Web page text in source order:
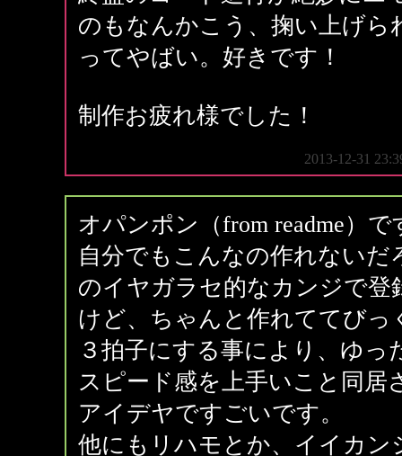
のもなんかこう、掬い上げら
ってやばい。好きです！
制作お疲れ様でした！
2013-12-31
オパンポン（from readme）で
自分でもこんなの作れないだ
のイヤガラセ的なカンジで登
けど、ちゃんと作れててびっ
３拍子にする事により、ゆっ
スピード感を上手いこと同居
アイデヤですごいです。
他にもリハモとか、イイカン